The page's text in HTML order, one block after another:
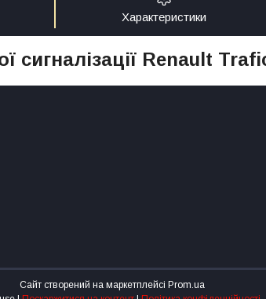
Характеристики
сигналізації Renault
Сайт створений на маркетплейсі Prom.ua